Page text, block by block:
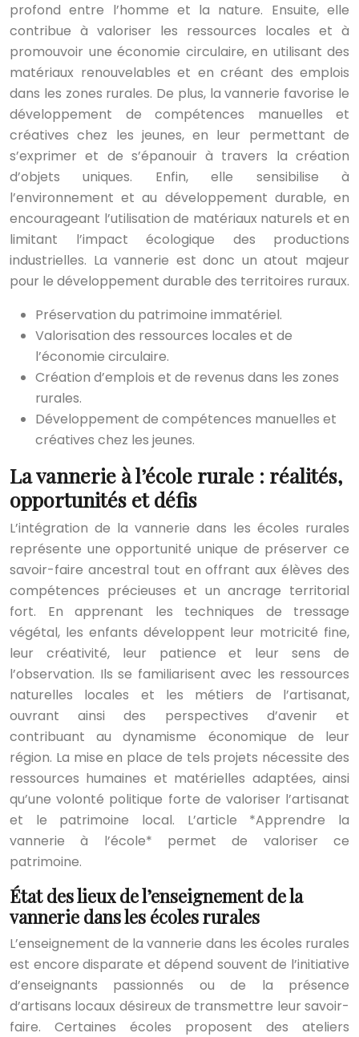
profond entre l’homme et la nature. Ensuite, elle
contribue à valoriser les ressources locales et à
promouvoir une économie circulaire, en utilisant des
matériaux renouvelables et en créant des emplois
dans les zones rurales. De plus, la vannerie favorise le
développement de compétences manuelles et
créatives chez les jeunes, en leur permettant de
s’exprimer et de s’épanouir à travers la création
d’objets uniques. Enfin, elle sensibilise à
l’environnement et au développement durable, en
encourageant l’utilisation de matériaux naturels et en
limitant l’impact écologique des productions
industrielles. La vannerie est donc un atout majeur
pour le développement durable des territoires ruraux.
Préservation du patrimoine immatériel.
Valorisation des ressources locales et de
l’économie circulaire.
Création d’emplois et de revenus dans les zones
rurales.
Développement de compétences manuelles et
créatives chez les jeunes.
La vannerie à l’école rurale : réalités,
opportunités et défis
L’intégration de la vannerie dans les écoles rurales
représente une opportunité unique de préserver ce
savoir-faire ancestral tout en offrant aux élèves des
compétences précieuses et un ancrage territorial
fort. En apprenant les techniques de tressage
végétal, les enfants développent leur motricité fine,
leur créativité, leur patience et leur sens de
l’observation. Ils se familiarisent avec les ressources
naturelles locales et les métiers de l’artisanat,
ouvrant ainsi des perspectives d’avenir et
contribuant au dynamisme économique de leur
région. La mise en place de tels projets nécessite des
ressources humaines et matérielles adaptées, ainsi
qu’une volonté politique forte de valoriser l’artisanat
et le patrimoine local. L’article *Apprendre la
vannerie à l’école* permet de valoriser ce
patrimoine.
État des lieux de l’enseignement de la
vannerie dans les écoles rurales
L’enseignement de la vannerie dans les écoles rurales
est encore disparate et dépend souvent de l’initiative
d’enseignants passionnés ou de la présence
d’artisans locaux désireux de transmettre leur savoir-
faire. Certaines écoles proposent des ateliers